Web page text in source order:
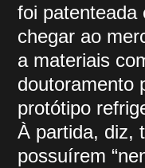
foi patenteada
chegar ao
a materiais
doutoramento
protótipo
À partida, diz,
possuírem